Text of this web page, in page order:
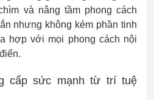
và nâng tầm phong cách
nhưng không kém phần tinh
hợp với mọi phong cách nội
cấp sức mạnh từ trí tuệ